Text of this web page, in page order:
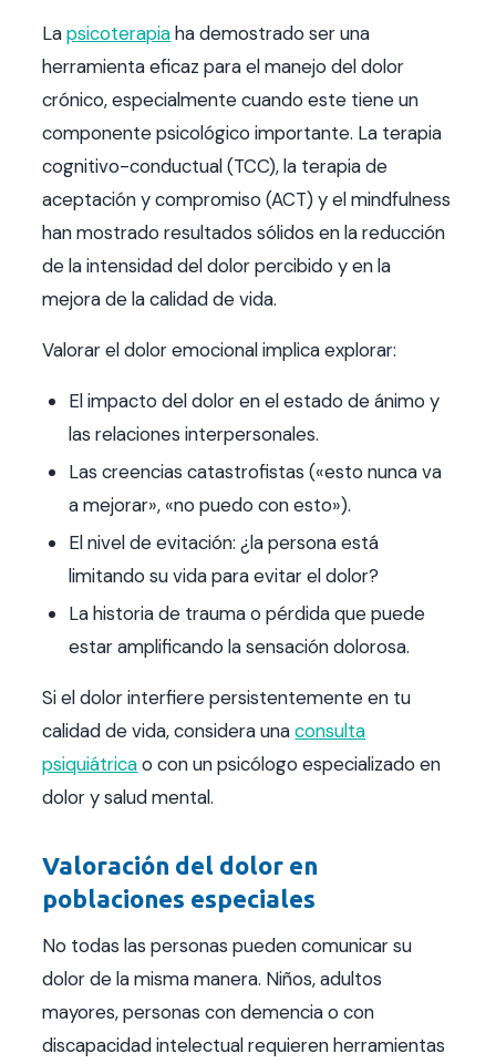
Lapsicoterapiaha demostrado ser una
herramienta eficaz para el manejo del dolor
crónico, especialmente cuando este tiene un
componente psicológico importante. La terapia
cognitivo-conductual (TCC), la terapia de
aceptación y compromiso (ACT) y el mindfulness
han mostrado resultados sólidos en la reducción
de la intensidad del dolor percibido y en la
mejora de la calidad de vida.
Valorar el dolor emocional implica explorar:
El impacto del dolor en el estado de ánimo y
las relaciones interpersonales.
Las creencias catastrofistas («esto nunca va
a mejorar», «no puedo con esto»).
El nivel de evitación: ¿la persona está
limitando su vida para evitar el dolor?
La historia de trauma o pérdida que puede
estar amplificando la sensación dolorosa.
Si el dolor interfiere persistentemente en tu
calidad de vida, considera unaconsulta
psiquiátricao con un psicólogo especializado en
dolor y salud mental.
Valoración del dolor en
poblaciones especiales
No todas las personas pueden comunicar su
dolor de la misma manera. Niños, adultos
mayores, personas con demencia o con
discapacidad intelectual requieren herramientas